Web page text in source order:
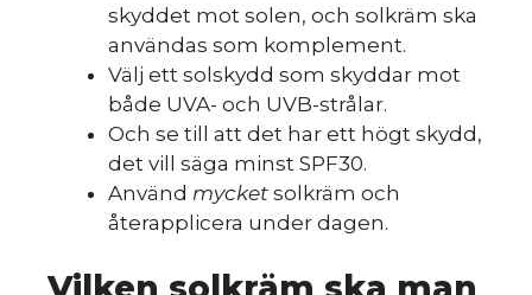
skyddet mot solen, och solkräm ska
användas som komplement.
Välj ett solskydd som skyddar mot
både UVA- och UVB-strålar.
Och se till att det har ett högt skydd,
det vill säga minst SPF30.
Använd mycket solkräm och
återapplicera under dagen.